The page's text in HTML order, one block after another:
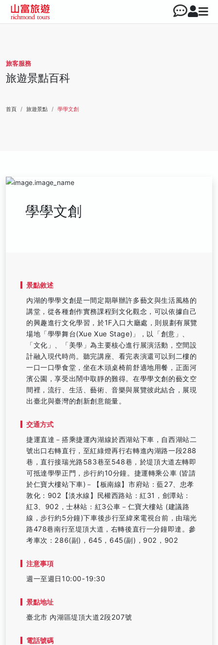
旅客服務
旅遊景點百科
首頁 旅遊景點 學學文創
學學文創
景點敘述
內湖的學學文創是一間定期舉辦許多藝文與生活風格的
講堂，從各種創作實務課程到文化觀念，可以依據自己
的興趣進行文化學習，於1F入口大廳處，則規劃有展覽
場地「學學舞台(Xue Xue Stage)」，以「創意」、
「文化」、「美學」為主要核心進行展演活動，空間設
計融入現代時尚。聽完講座、看完表演還可以到二樓的
一口一口學食堂，坐在木頭桌椅前舒適地用餐，正面河
濱公園，享受出鬧中取靜的難得。在學學文創的藝文空
間裡，流行、生活、藝術、音樂與展覽彼此結合，展現
出臺北與臺灣的創新創意能量。
交通方式
捷運直達－搭乘捷運內湖線於西湖站下車，自西湖站二
號出口右轉直行，至紅綠燈再行右轉進內湖路一段288
巷，直行接瑞光路583巷至548巷，於堤頂大道左轉即
可抵達學學正門，步行約10分鐘。捷運轉乘公車 (皆請
於仁寶大樓站下車)－【板南線】市府站：藍27、忠孝
敦化：902【淡水線】民權西路站：紅31，劍潭站：
紅3、902，士林站：紅3公車－仁寶大樓站 (建議路
線，步行約5分鐘)下車後步行至緯來電視台前，由瑞光
路478巷南行至堤頂大道，右轉後直行一分鐘即達。參
考車次：286(副)，645，645(副)，902，902
注意事項
週一至週日10:00-19:30
景點地址
臺北市 內湖區堤頂大道2段207號
電話號碼